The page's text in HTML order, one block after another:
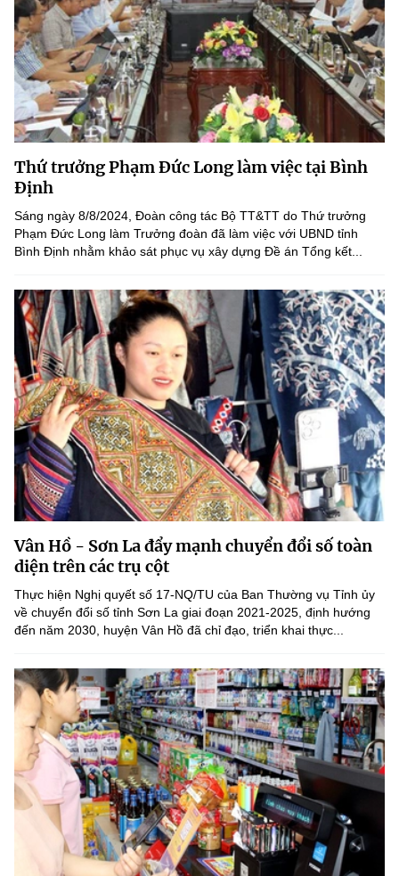
Thứ trưởng Phạm Đức Long làm việc tại Bình
Định
Sáng ngày 8/8/2024, Đoàn công tác Bộ TT&TT do Thứ trưởng
Phạm Đức Long làm Trưởng đoàn đã làm việc với UBND tỉnh
Bình Định nhằm khảo sát phục vụ xây dựng Đề án Tổng kết...
Vân Hồ - Sơn La đẩy mạnh chuyển đổi số toàn
diện trên các trụ cột
Thực hiện Nghị quyết số 17-NQ/TU của Ban Thường vụ Tỉnh ủy
về chuyển đổi số tỉnh Sơn La giai đoạn 2021-2025, định hướng
đến năm 2030, huyện Vân Hồ đã chỉ đạo, triển khai thực...